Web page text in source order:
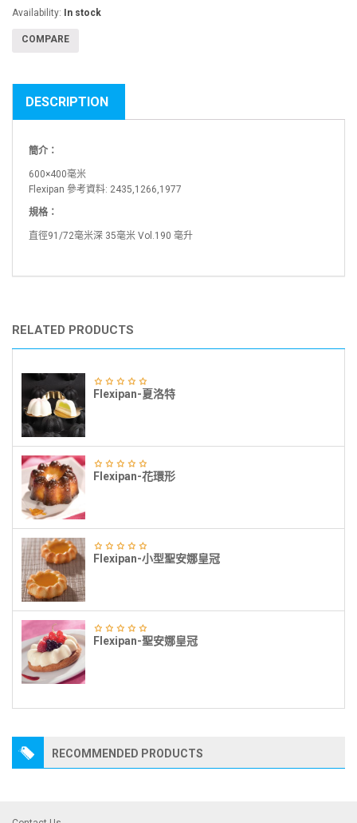
Availability: In stock
COMPARE
DESCRIPTION
簡介：
600×400毫米
Flexipan 參考資料: 2435,1266,1977
規格：
直徑91/72毫米深 35毫米 Vol.190 毫升
RELATED PRODUCTS
Flexipan-夏洛特
Flexipan-花環形
Flexipan-小型聖安娜皇冠
Flexipan-聖安娜皇冠
RECOMMENDED PRODUCTS